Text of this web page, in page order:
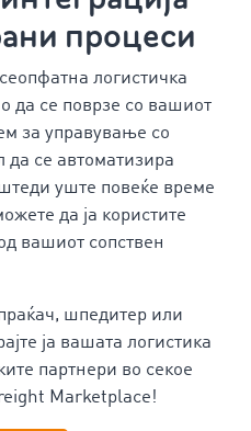
процеси
логистичка
да се поврзе со вашиот
за управување со
да се автоматизира
уште повеќе време
да ја користите
вашиот сопствен
шпедитер или
ја вашата логистика
партнери во секое
Marketplace!